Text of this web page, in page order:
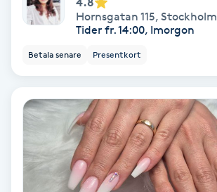
Medicinsk massage
Megavolymfransar
Melasma
Hornsgatan 115, Stockholm
Tider fr. 14:00, Imorgon
Betala senare Presentkort